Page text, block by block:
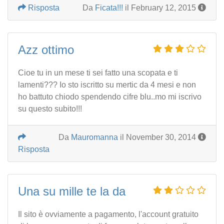
Da Ficata!!! il February 12, 2015
Risposta
Azz ottimo
Cioe tu in un mese ti sei fatto una scopata e ti
lamenti??? Io sto iscritto su mertic da 4 mesi e non
ho battuto chiodo spendendo cifre blu..mo mi iscrivo
su questo subito!!!
Da Mauromanna il November 30, 2014
Risposta
Una su mille te la da
Il sito è ovviamente a pagamento, l'account gratuito